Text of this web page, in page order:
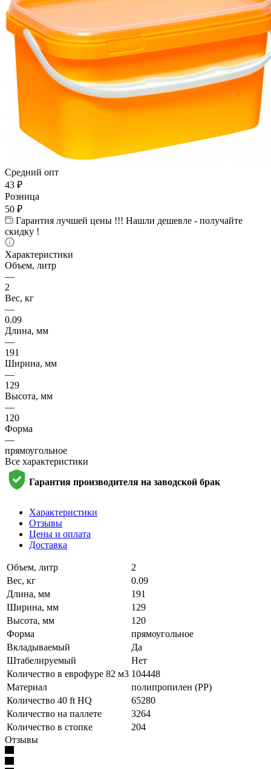
Средний опт
43 ₽
Розница
50 ₽
Гарантия лучшей цены !!! Нашли дешевле - получайте
скидку !
Характеристики
Объем, литр
—
2
Вес, кг
—
0.09
Длина, мм
—
191
Ширина, мм
—
129
Высота, мм
—
120
Форма
—
прямоугольное
Все характеристики
Гарантия производителя на заводской брак
Характеристики
Отзывы
Цены и оплата
Доставка
Объем, литр
2
Вес, кг
0.09
Длина, мм
191
Ширина, мм
129
Высота, мм
120
Форма
прямоугольное
Вкладываемый
Да
Штабелируемый
Нет
Количество в еврофуре 82 м3 104448
Материал
полипропилен (PP)
Количество 40 ft HQ
65280
Количество на паллете
3264
Количество в стопке
204
Отзывы